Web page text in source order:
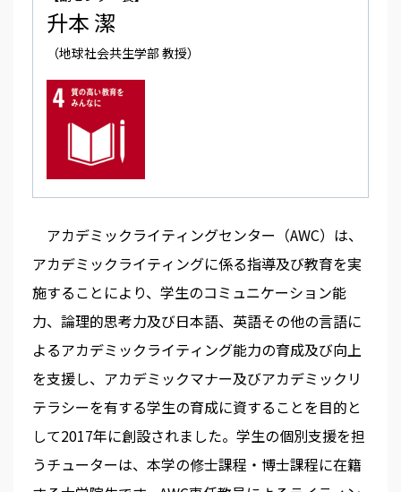
升本 潔
（地球社会共生学部 教授）
アカデミックライティングセンター（AWC）は、
アカデミックライティングに係る指導及び教育を実
施することにより、学生のコミュニケーション能
力、論理的思考力及び日本語、英語その他の言語に
よるアカデミックライティング能力の育成及び向上
を支援し、アカデミックマナー及びアカデミックリ
テラシーを有する学生の育成に資することを目的と
して2017年に創設されました。学生の個別支援を担
うチューターは、本学の修士課程・博士課程に在籍